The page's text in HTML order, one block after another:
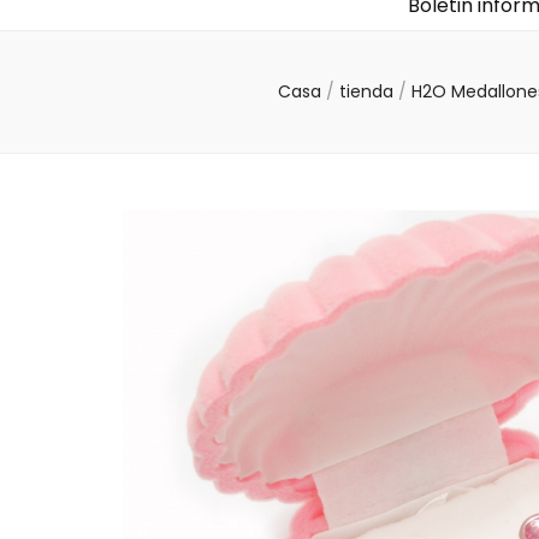
Casa / tienda / H2O